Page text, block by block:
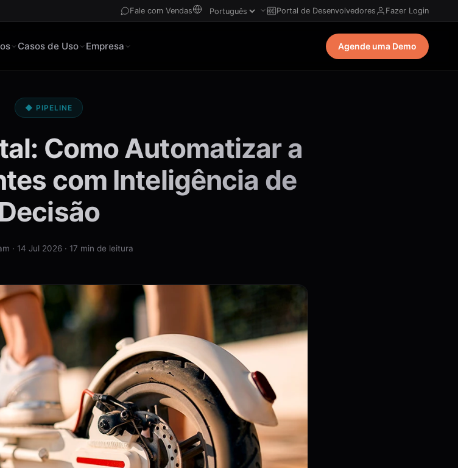
Fale com Vendas Portal de Desenvolvedores Fazer Login
Casos de Uso Empresa Agende uma Demo
◆ PIPELINE
Como Automatizar a
com Inteligência de
· 14 Jul 2026 · 17 min de leitura